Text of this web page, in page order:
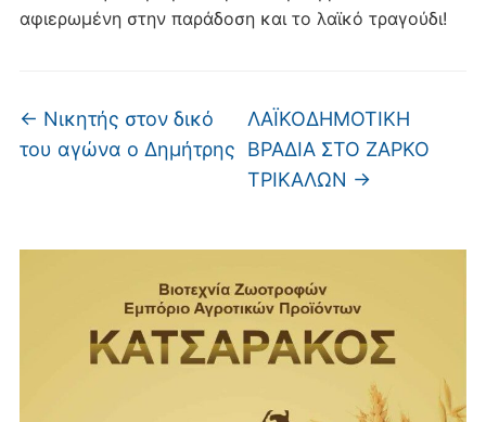
αφιερωμένη στην παράδοση και το λαϊκό τραγούδι!
← Νικητής στον δικό
του αγώνα ο Δημήτρης
ΛΑΪΚΟΔΗΜΟΤΙΚΗ
ΒΡΑΔΙΑ ΣΤΟ ΖΑΡΚΟ
ΤΡΙΚΑΛΩΝ →